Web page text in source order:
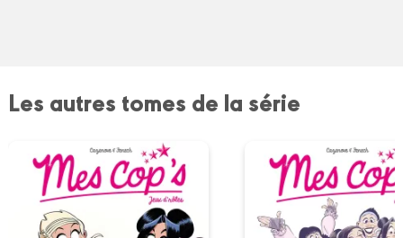
Les autres tomes de la série